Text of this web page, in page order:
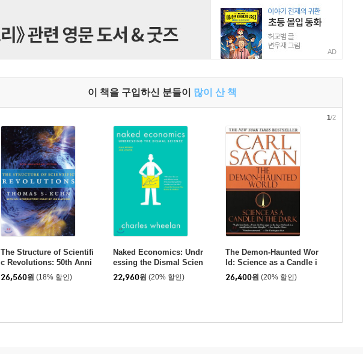
AD
이 책을 구입하신 분들이 많이 산 책
The Structure of Scientifi
c Revolutions: 50th Anni
versary Edition
26,560원 (18% 할인)
Naked Economics: Undr
essing the Dismal Scien
ce
22,960원 (20% 할인)
The Demon-Haunted Wor
ld: Science as a Candle i
n the Dark
26,400원 (20% 할인)
1/2